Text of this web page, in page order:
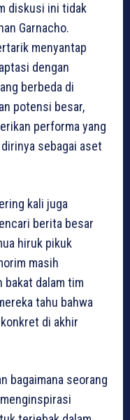
diskusi ini tidak
Garnacho.
menyantap
dengan
berbeda di
potensi besar,
performa yang
sebagai aset
kali juga
berita besar
hiruk pikuk
masih
bakat dalam tim
tahu bahwa
di akhir
bagaimana seorang